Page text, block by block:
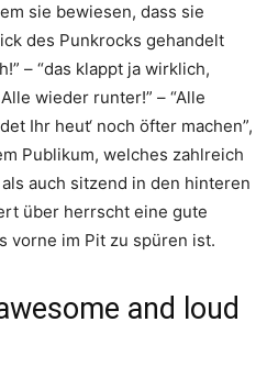
sie bewiesen, dass sie
des Punkrocks gehandelt
– “das klappt ja wirklich,
wieder runter!” – “Alle
Ihr heut‘ noch öfter machen”,
Publikum, welches zahlreich
auch sitzend in den hinteren
über herrscht eine gute
vorne im Pit zu spüren ist.
and loud